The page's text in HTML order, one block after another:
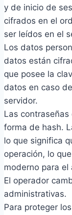
y de inicio de
cifrados en el
ser leídos en el
Los datos
datos están
que posee la
datos en caso
servidor.
Las
forma de hash.
lo que significa
operación, lo
moderno para el
El operador
administrativas.
Para proteger